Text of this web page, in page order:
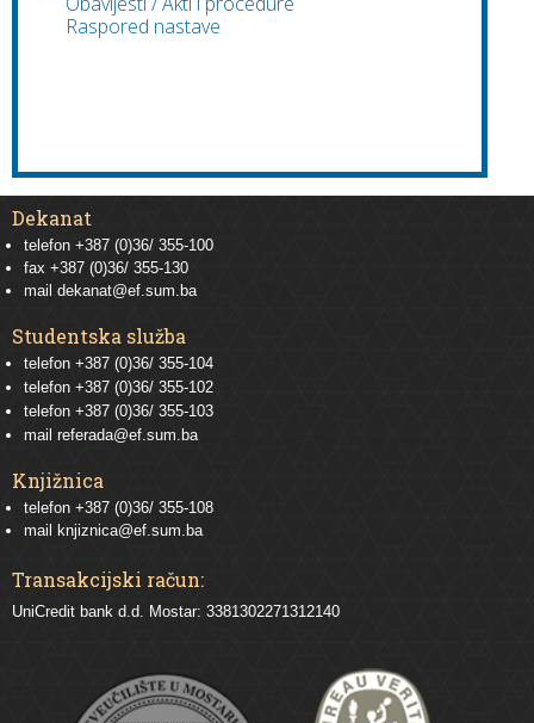
Raspored nastave
Dekanat
telefon +387 (0)36/ 355-100
fax +387 (0)36/ 355-130
mail dekanat@ef.sum.ba
Studentska služba
telefon +387 (0)36/ 355-104
telefon +387 (0)36/ 355-102
telefon +387 (0)36/ 355-103
mail referada@ef.sum.ba
Knjižnica
telefon +387 (0)36/ 355-108
mail
knjiznica@ef.sum.ba
Transakcijski račun:
UniCredit bank d.d. Mostar: 3381302271312140